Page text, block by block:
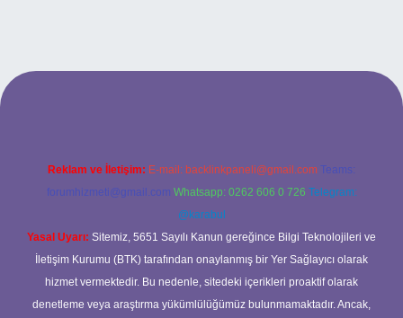
Reklam ve İletişim: E-mail: backlinkpaneli@gmail.com Teams:
forumhizmeti@gmail.com Whatsapp: 0262 606 0 726 Telegram:
@karabul
Yasal Uyarı: Sitemiz, 5651 Sayılı Kanun gereğince Bilgi Teknolojileri ve
İletişim Kurumu (BTK) tarafından onaylanmış bir Yer Sağlayıcı olarak
hizmet vermektedir. Bu nedenle, sitedeki içerikleri proaktif olarak
denetleme veya araştırma yükümlülüğümüz bulunmamaktadır. Ancak,